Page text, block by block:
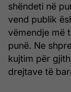
shëndeti në
vend publik
vëmendje më
punë. Ne
kujtim për
drejtave të